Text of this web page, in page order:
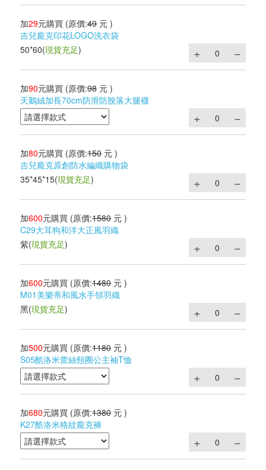
加29元購買 (原價:49 元 )
吉兒龐克印花LOGO洗衣袋
50*60(現貨充足)
加90元購買 (原價:98 元 )
天鵝絨加長70cm防滑防脫落大腿襪
加80元購買 (原價:150 元 )
吉兒龐克原創防水編織購物袋
35*45*15(現貨充足)
加600元購買 (原價:1580 元 )
C29大耳狗和洋大正風羽織
紫(現貨充足)
加600元購買 (原價:1480 元 )
M01美樂蒂和風水手領羽織
黑(現貨充足)
加500元購買 (原價:1180 元 )
S05酷洛米蕾絲頸圈公主袖T恤
加680元購買 (原價:1380 元 )
K27酷洛米格紋龐克褲